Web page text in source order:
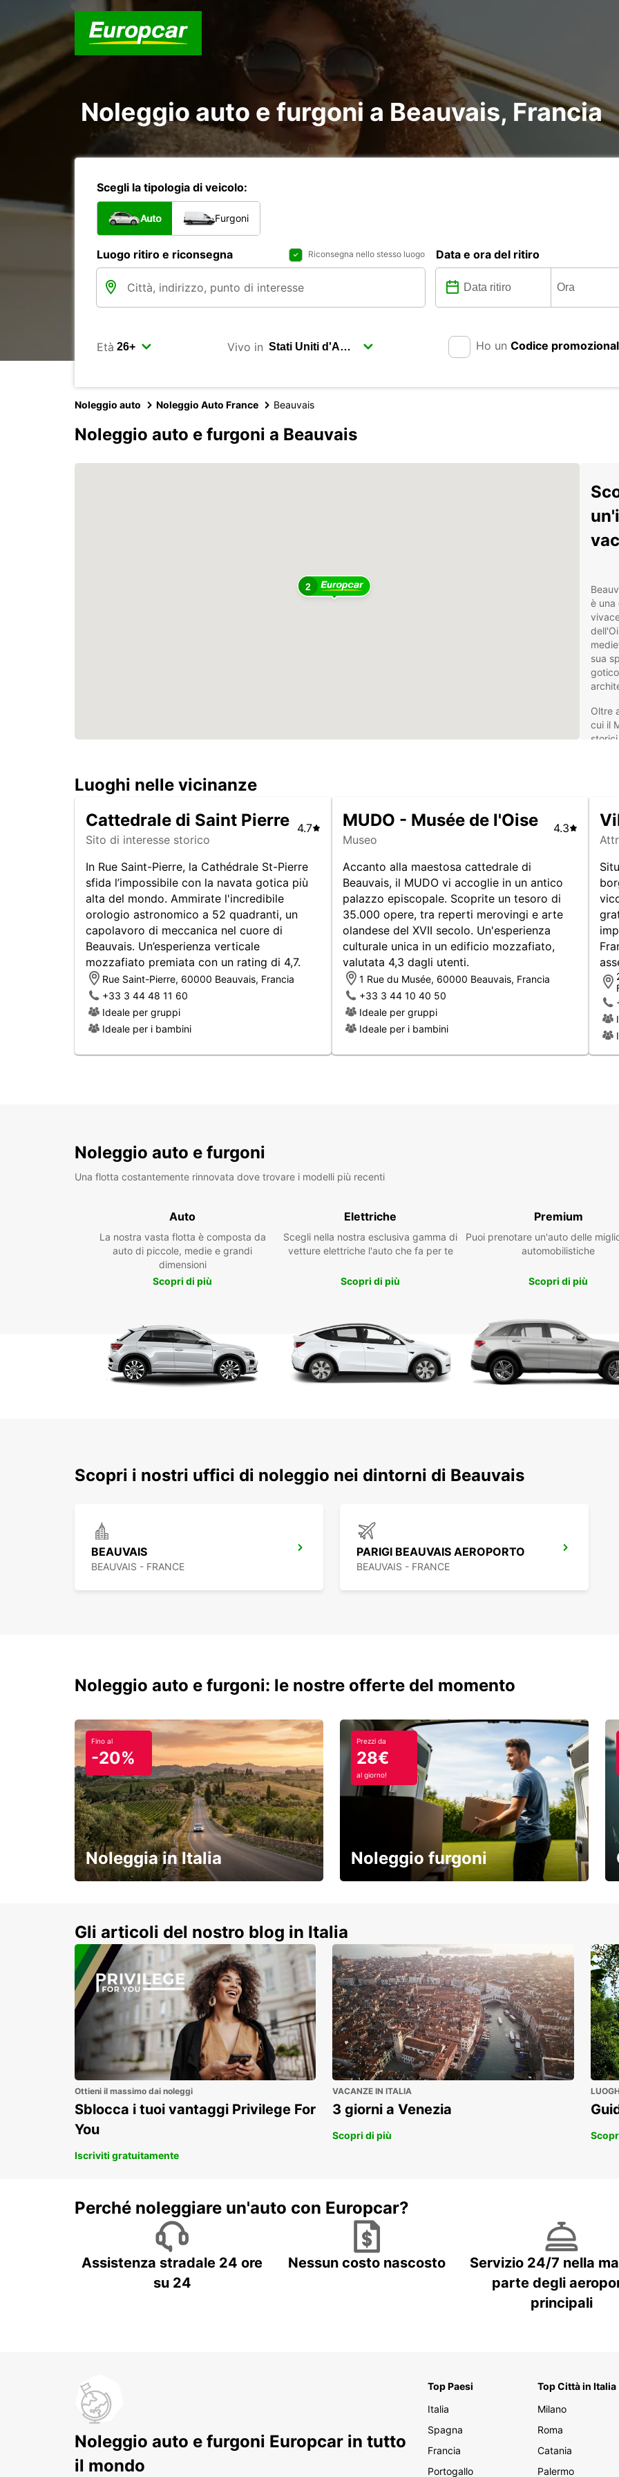
Noleggio auto e furgoni a Beauvais, Francia
Scegli la tipologia di veicolo:
Auto Furgoni
Luogo ritiro e riconsegna Riconsegna nello stesso luogo Data e ora del ritiro
Età Vivo in Ho un Codice
Noleggio auto Noleggio Auto France Beauvais
Noleggio auto e furgoni a Beauvais
2
è una
sua
Oltre
cui il
Che
offre
Luoghi nelle vicinanze
Cattedrale di Saint Pierre
Sito di interesse storico
4.7
In Rue Saint-Pierre, la Cathédrale St-Pierre
sfida l’impossibile con la navata gotica più
alta del mondo. Ammirate l'incredibile
orologio astronomico a 52 quadranti, un
capolavoro di meccanica nel cuore di
Beauvais. Un’esperienza verticale
mozzafiato premiata con un rating di 4,7.
Rue Saint-Pierre, 60000 Beauvais, Francia
+33 3 44 48 11 60
Ideale per gruppi
Ideale per i bambini
MUDO - Musée de l'Oise
Museo
4.3
Accanto alla maestosa cattedrale di
Beauvais, il MUDO vi accoglie in un antico
palazzo episcopale. Scoprite un tesoro di
35.000 opere, tra reperti merovingi e arte
olandese del XVII secolo. Un'esperienza
culturale unica in un edificio mozzafiato,
valutata 4,3 dagli utenti.
1 Rue du Musée, 60000 Beauvais, Francia
+33 3 44 10 40 50
Ideale per gruppi
Ideale per i bambini
Noleggio auto e furgoni
Una flotta costantemente rinnovata dove trovare i modelli più recenti
Auto
La nostra vasta flotta è composta da
auto di piccole, medie e grandi
dimensioni
Scopri di più
Elettriche
Scegli nella nostra esclusiva gamma di
vetture elettriche l'auto che fa per te
Scopri di più
Premium
Puoi prenotare un'auto delle
automobilistiche
Scopri di più
Scopri i nostri uffici di noleggio nei dintorni di Beauvais
BEAUVAIS
BEAUVAIS - FRANCE
PARIGI BEAUVAIS AEROPORTO
BEAUVAIS - FRANCE
Noleggio auto e furgoni: le nostre offerte del momento
Fino al
-20%
Noleggia in Italia
Prezzi da
28€
al giorno!
Noleggio furgoni
Gli articoli del nostro blog in Italia
Ottieni il massimo dai noleggi
Sblocca i tuoi vantaggi Privilege For
You
Iscriviti gratuitamente
VACANZE IN ITALIA
3 giorni a Venezia
Scopri di più
Perché noleggiare un'auto con Europcar?
Assistenza stradale 24 ore
su 24
Nessun costo nascosto
Servizio 24/7 nella
parte degli
principali
Noleggio auto e furgoni Europcar in tutto
il mondo
Top Paesi
Italia
Spagna
Francia
Portogallo
Top Città in Italia
Milano
Roma
Catania
Palermo